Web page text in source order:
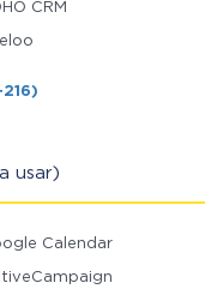
CRM
usar)
Calendar